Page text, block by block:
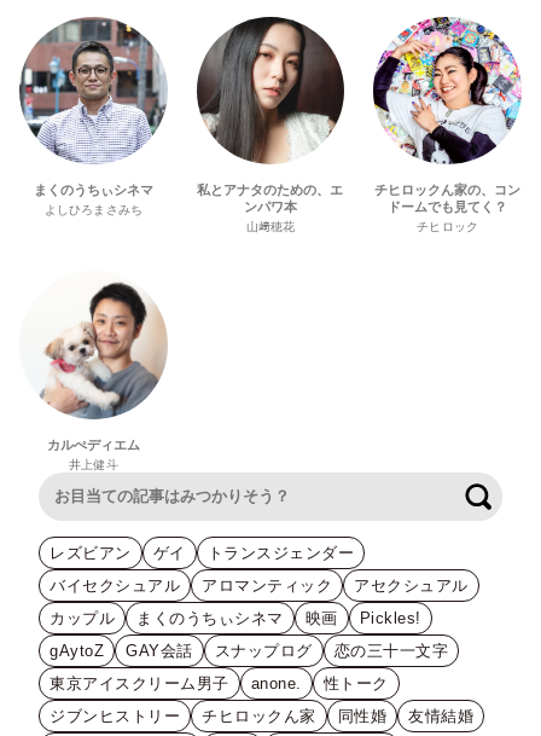
まくのうちぃシネマ
よしひろまさみち
私とアナタのための、エ
ンパワ本
山﨑穂花
チヒロックん家の、コン
ドームでも見てく？
チヒロック
カルぺディエム
井上健斗
レズビアン ゲイ
トランスジェンダー
バイセクシュアル
アロマンティック
アセクシュアル
カップル
まくのうちぃシネマ 映画
Pickles!
gAytoZ
GAY会話 スナップログ
恋の三十一文字
東京アイスクリーム男子
anone.
性トーク
ジブンヒストリー
チヒロックん家 同性婚
友情結婚